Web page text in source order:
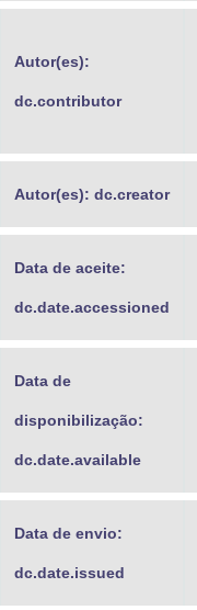
Autor(es):
dc.contributor
Autor(es): dc.creator
Data de aceite:
dc.date.accessioned
Data de
disponibilização:
dc.date.available
Data de envio:
dc.date.issued